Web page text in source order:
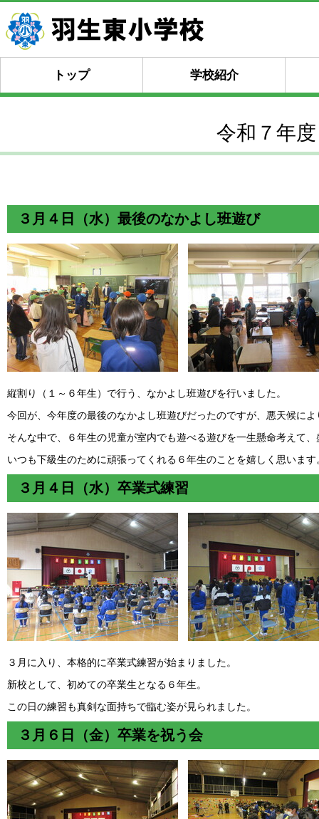
トップ 学校紹介
令和７年
３月４日（水）最後のなかよし班遊び
縦割り（１～６年生）で行う、なかよし班遊びを行いました。
今回が、今年度の最後のなかよし班遊びだったのですが、悪天候に
そんな中で、６年生の児童が室内でも遊べる遊びを一生懸命考えて
いつも下級生のために頑張ってくれる６年生のことを嬉しく思います
３月４日（水）卒業式練習
３月に入り、本格的に卒業式練習が始まりました。
新校として、初めての卒業生となる６年生。
この日の練習も真剣な面持ちで臨む姿が見られました。
３月６日（金）卒業を祝う会